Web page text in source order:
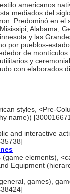
americanos
mediados del
Predominó en
Alabama,
y las
por pueblos-
de
y
con elaborados
styles, <Pre-
name))
and interactive
(game elements),
Equipment
games),